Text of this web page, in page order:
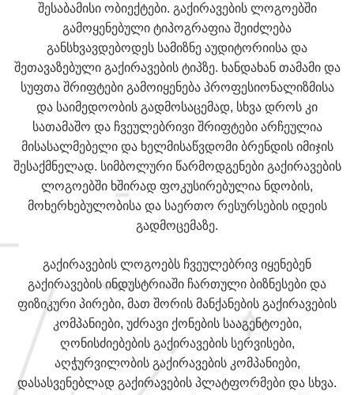
შესაბამისი ობიექტები. გაქირავების ლოგოებში
გამოყენებული ტიპოგრაფია შეიძლება
განსხვავდებოდეს სამიზნე აუდიტორიისა და
შეთავაზებული გაქირავების ტიპზე. ხანდახან თამამი და
სუფთა შრიფტები გამოიყენება პროფესიონალიზმისა
და საიმედოობის გადმოსაცემად, სხვა დროს კი
სათამაშო და ჩვეულებრივი შრიფტები არჩეულია
მისასალმებელი და ხელმისაწვდომი ბრენდის იმიჯის
შესაქმნელად. სიმბოლური წარმოდგენები გაქირავების
ლოგოებში ხშირად ფოკუსირებულია ნდობის,
მოხერხებულობისა და საერთო რესურსების იდეის
გადმოცემაზე.
გაქირავების ლოგოებს ჩვეულებრივ იყენებენ
გაქირავების ინდუსტრიაში ჩართული ბიზნესები და
ფიზიკური პირები, მათ შორის მანქანების გაქირავების
კომპანიები, უძრავი ქონების სააგენტოები,
ღონისძიებების გაქირავების სერვისები,
აღჭურვილობის გაქირავების კომპანიები,
დასასვენებლად გაქირავების პლატფორმები და სხვა.